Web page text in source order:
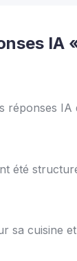
IA
réponses
été
sa